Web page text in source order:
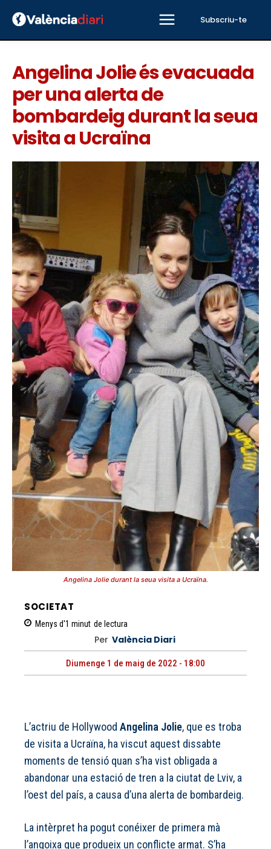
Subscriu-te
Angelina Jolie és evacuada
per una alerta de
bombardeig durant la seua
visita a Ucraïna
Angelina Jolie durant la seua visita a Ucraïna.
SOCIETAT
Menys d'1 minut de lectura
Per València Diari
Diumenge 1 de maig de 2022 - 18:00
L’actriu de Hollywood Angelina Jolie, que es troba
de visita a Ucraïna, ha viscut aquest dissabte
moments de tensió quan s’ha vist obligada a
abandonar una estació de tren a la ciutat de Lviv, a
l’oest del país, a causa d’una alerta de bombardeig.
La intèrpret ha pogut conéixer de primera mà
l’angoixa que produeix un conflicte armat. S’ha